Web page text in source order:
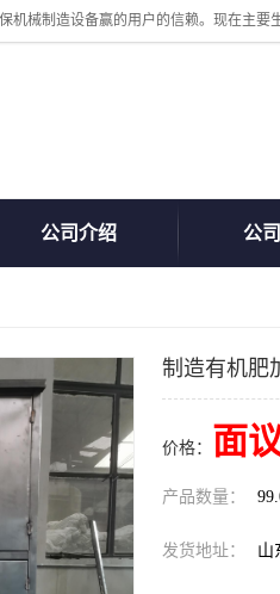
公司介绍 公
制造有机肥
价格： 面
产品数量：
发货地址： 山